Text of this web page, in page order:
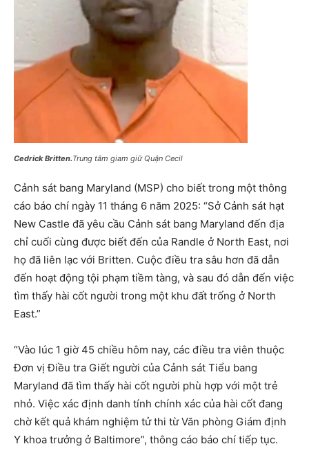
Cedrick Britten.Trung tâm giam giữ Quận Cecil
Cảnh sát bang Maryland (MSP) cho biết trong một thông
cáo báo chí ngày 11 tháng 6 năm 2025: “Sở Cảnh sát hạt
New Castle đã yêu cầu Cảnh sát bang Maryland đến địa
chỉ cuối cùng được biết đến của Randle ở North East, nơi
họ đã liên lạc với Britten. Cuộc điều tra sâu hơn đã dẫn
đến hoạt động tội phạm tiềm tàng, và sau đó dẫn đến việc
tìm thấy hài cốt người trong một khu đất trống ở North
East.”
“Vào lúc 1 giờ 45 chiều hôm nay, các điều tra viên thuộc
Đơn vị Điều tra Giết người của Cảnh sát Tiểu bang
Maryland đã tìm thấy hài cốt người phù hợp với một trẻ
nhỏ. Việc xác định danh tính chính xác của hài cốt đang
chờ kết quả khám nghiệm tử thi từ Văn phòng Giám định
Y khoa trưởng ở Baltimore”, thông cáo báo chí tiếp tục.